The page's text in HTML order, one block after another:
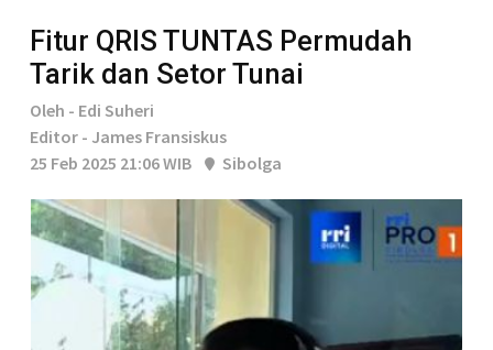
Fitur QRIS TUNTAS Permudah
Tarik dan Setor Tunai
Oleh - Edi Suheri
Editor - James Fransiskus
25 Feb 2025 21:06 WIB
Sibolga